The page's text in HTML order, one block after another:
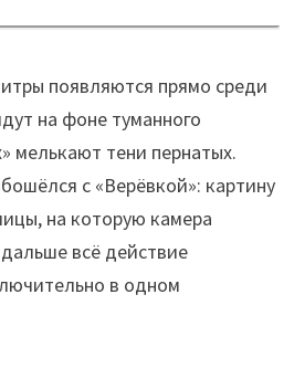
появляются прямо среди
на фоне туманного
мелькают тени пернатых.
с «Верёвкой»: картину
на которую камера
всё действие
в одном